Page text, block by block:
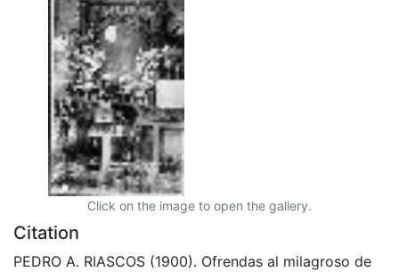
Click on the image to open the gallery.
Citation
PEDRO A. RIASCOS (1900). Ofrendas al milagroso de